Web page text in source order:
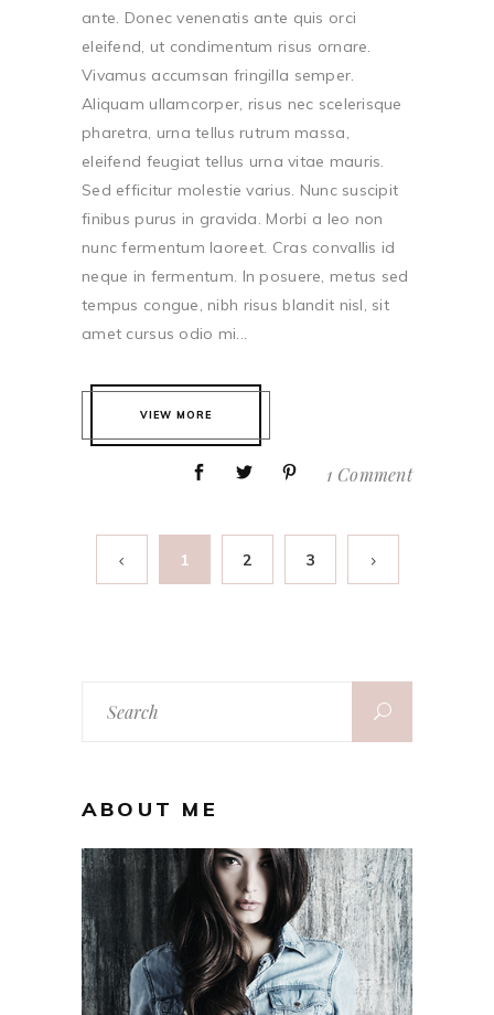
ante. Donec venenatis ante quis orci
eleifend, ut condimentum risus ornare.
Vivamus accumsan fringilla semper.
Aliquam ullamcorper, risus nec scelerisque
pharetra, urna tellus rutrum massa,
eleifend feugiat tellus urna vitae mauris.
Sed efficitur molestie varius. Nunc suscipit
finibus purus in gravida. Morbi a leo non
nunc fermentum laoreet. Cras convallis id
neque in fermentum. In posuere, metus sed
tempus congue, nibh risus blandit nisl, sit
amet cursus odio mi...
VIEW MORE
1 Comment
1 2 3
ABOUT ME